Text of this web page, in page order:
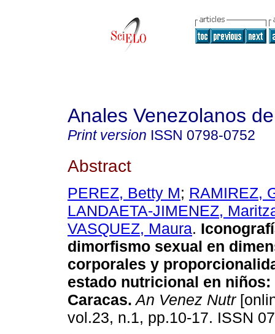
Anales Venezolanos
Print version ISSN 0798-0752
Abstract
PEREZ, Betty M; RAMIREZ,
LANDAETA-JIMENEZ,
VASQUEZ, Maura.
dimorfismo sexual en
corporales y
estado nutricional en niños:
Caracas. An Venez Nutr
vol.23, n.1, pp.10-17. ISSN